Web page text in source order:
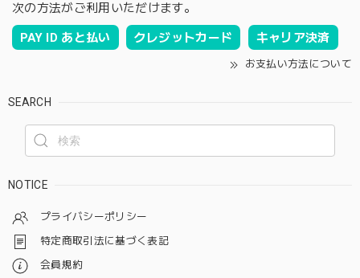
次の方法がご利用いただけます。
PAY ID あと払い クレジットカード キャリア決済
お支払い方法について
SEARCH
NOTICE
プライバシーポリシー
特定商取引法に基づく表記
会員規約